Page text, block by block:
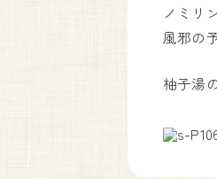
ノミリ
風邪の
柚子湯